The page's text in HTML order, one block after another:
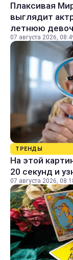
Плаксивая
выглядит
летнюю
07 августа 2026,
ТРЕНДЫ
На этой
20 секунд и
07 августа 2026,